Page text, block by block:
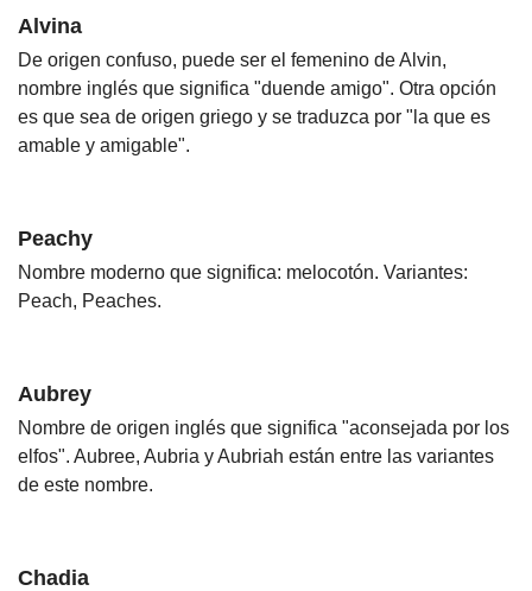
Alvina
De origen confuso, puede ser el femenino de Alvin,
nombre inglés que significa "duende amigo". Otra opción
es que sea de origen griego y se traduzca por "la que es
amable y amigable".
Peachy
Nombre moderno que significa: melocotón. Variantes:
Peach, Peaches.
Aubrey
Nombre de origen inglés que significa "aconsejada por los
elfos". Aubree, Aubria y Aubriah están entre las variantes
de este nombre.
Chadia